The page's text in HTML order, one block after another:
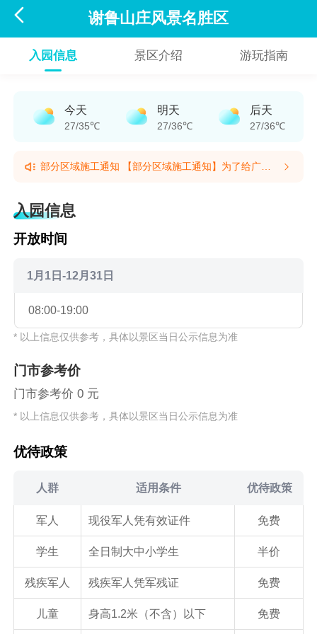
 谢鲁山庄风景名胜区
入园信息 景区介绍 游玩指南
今天
27/35℃
明天
27/36℃
后天
27/36℃
部分区域施工通知 【部分区域施工通知】为了给广大
亭阁建筑:半山亭、留墨亭、倚云亭、棠阴亭、听松涛
不便，我们深表歉意，并请您配合注意以下事项:一、
恶劣天气，工期顺延)二、施工区域：根据现场标识，
已在现场设置围拦及标识牌。三、安全须知1.请勿进入
及施工机械，不要在施工区域逗留、围观或拍照。2.注
意绕行指引:部分路段可能临时封闭或变窄，请按照现
场设置的警示牌和警戒线止步。3.照看好随行人员:请尤
过，切勿追行走逐打闹。4.防范高空坠物:如遇高空作
业，请留意上方提醒，快速通过作业区下方。四、游览
调整施工期间您可以前往现场咨询工作人员，正常开放
核心观景区域，不影响主要游览体验。五、温馨提示1.
行。2.如您在游览中遇到任何问题，请联系现场佩戴工
逐一对[文物主体建筑:山门、湖隐轩、廊亭、树人堂。
阁]进行服务设施升级修缮。施工期间可能给您带来的
施工时间[2026年05月18日]至[2026年11月30日](如遇
施工区域:为保障您的安全，请务必远离围挡、脚手架
及施工机械，不要在施工区域逗留、围观或拍照。2.注
意绕行指引:部分路段可能临时封闭或变窄，请按照现
其看护好老人与儿童，途经施工附近路段时请快速通
过，切勿追行走逐打闹。4.防范高空坠物:如遇高空作
调整施工期间您可以前往现场咨询工作人员，正常开放
施工会产生短暂噪音，建议您经过相关路段时避开绕
您的理解与配合！(提示有效期2026/6/4至2026/11/30)
入园信息
开放时间
1月1日-12月31日
08:00-19:00
* 以上信息仅供参考，具体以景区当日公示信息为准
门市参考价
门市参考价 0 元
* 以上信息仅供参考，具体以景区当日公示信息为准
优待政策
人群 适用条件 优待政策
军人 现役军人凭有效证件 免费
学生 全日制大中小学生 半价
残疾军人 残疾军人凭军残证 免费
儿童 身高1.2米（不含）以下 免费